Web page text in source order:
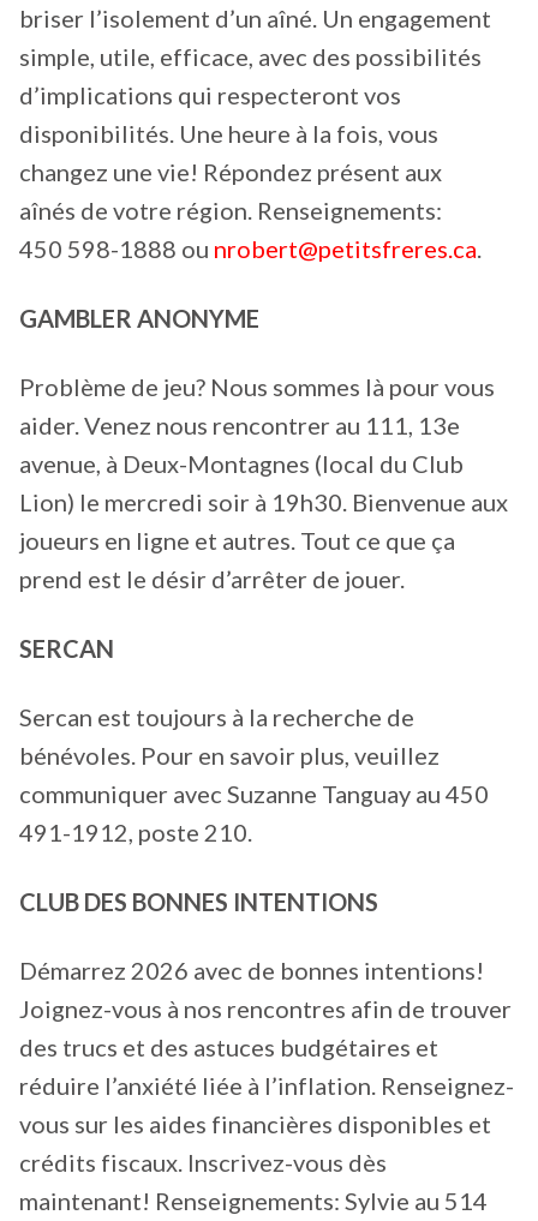
briser l’isolement d’un aîné. Un engagement
simple, utile, efficace, avec des possibilités
d’implications qui respecteront vos
disponibilités. Une heure à la fois, vous
changez une vie! Répondez présent aux
aînés de votre région. Renseignements:
450 598-1888 ou nrobert@petitsfreres.ca.
GAMBLER ANONYME
Problème de jeu? Nous sommes là pour vous
aider. Venez nous rencontrer au 111, 13e
avenue, à Deux-Montagnes (local du Club
Lion) le mercredi soir à 19h30. Bienvenue aux
joueurs en ligne et autres. Tout ce que ça
prend est le désir d’arrêter de jouer.
SERCAN
Sercan est toujours à la recherche de
bénévoles. Pour en savoir plus, veuillez
communiquer avec Suzanne Tanguay au 450
491-1912, poste 210.
CLUB DES BONNES INTENTIONS
Démarrez 2026 avec de bonnes intentions!
Joignez-vous à nos rencontres afin de trouver
des trucs et des astuces budgétaires et
réduire l’anxiété liée à l’inflation. Renseignez-
vous sur les aides financières disponibles et
crédits fiscaux. Inscrivez-vous dès
maintenant! Renseignements: Sylvie au 514